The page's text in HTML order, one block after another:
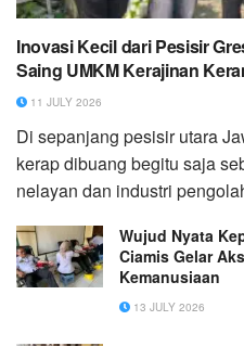
Inovasi Kecil dari Pesisir
Saing UMKM Kerajinan
11 JULY 2026
Di sepanjang pesisir utara
kerap dibuang begitu saja
nelayan dan industri
Wujud Nyata
Ciamis Gelar
Kemanusiaan
13 JULY 2026